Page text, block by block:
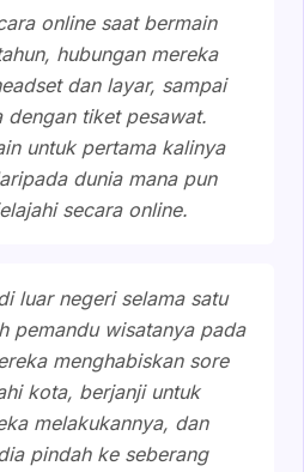
online saat bermain
hubungan mereka
dan layar, sampai
dengan tiket pesawat.
untuk pertama kalinya
dunia mana pun
secara online.
luar negeri selama satu
pemandu wisatanya pada
menghabiskan sore
kota, berjanji untuk
melakukannya, dan
pindah ke seberang